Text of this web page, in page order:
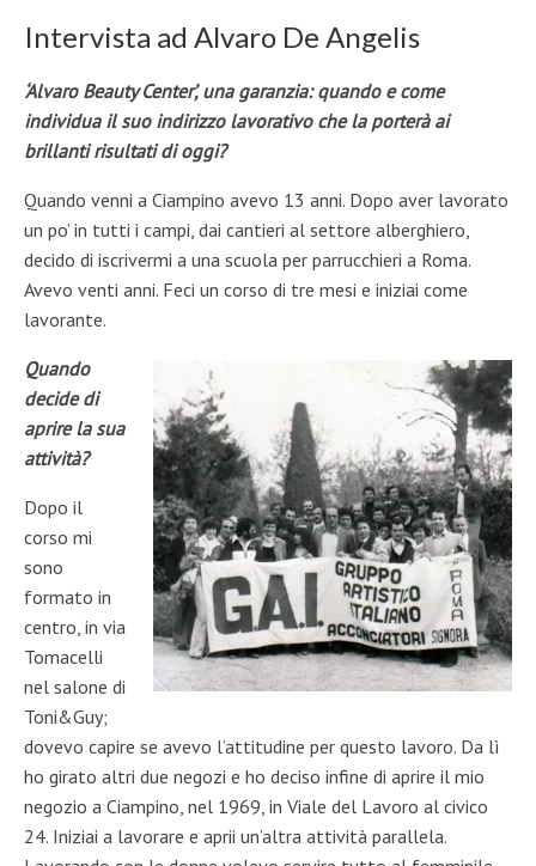
Intervista ad Alvaro De Angelis
‘Alvaro Beauty Center’, una garanzia: quando e come
individua il suo indirizzo lavorativo che la porterà ai
brillanti risultati di oggi?
Quando venni a Ciampino avevo 13 anni. Dopo aver lavorato
un po’ in tutti i campi, dai cantieri al settore alberghiero,
decido di iscrivermi a una scuola per parrucchieri a Roma.
Avevo venti anni. Feci un corso di tre mesi e iniziai come
lavorante.
Quando
decide di
aprire la sua
attività?
Dopo il
corso mi
sono
formato in
centro, in via
Tomacelli
nel salone di
Toni&Guy;
dovevo capire se avevo l’attitudine per questo lavoro. Da lì
ho girato altri due negozi e ho deciso infine di aprire il mio
negozio a Ciampino, nel 1969, in Viale del Lavoro al civico
24. Iniziai a lavorare e aprii un’altra attività parallela.